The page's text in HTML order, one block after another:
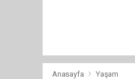
Anasayfa Yaşam